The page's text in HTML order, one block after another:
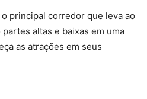
principal corredor que leva ao
altas e baixas em uma
as atrações em seus